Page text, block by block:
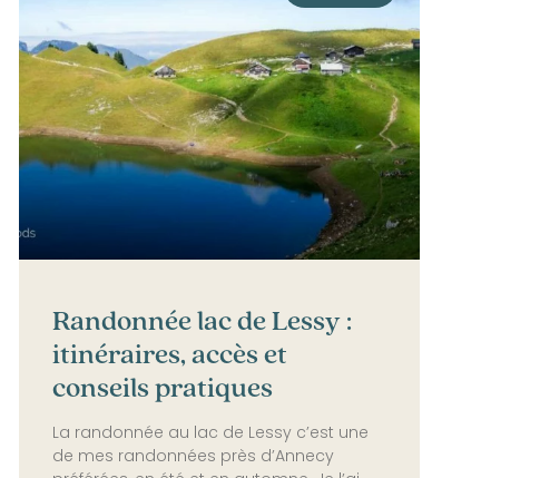
Randonnée lac de Lessy :
itinéraires, accès et
conseils pratiques
La randonnée au lac de Lessy c’est une
de mes randonnées près d’Annecy